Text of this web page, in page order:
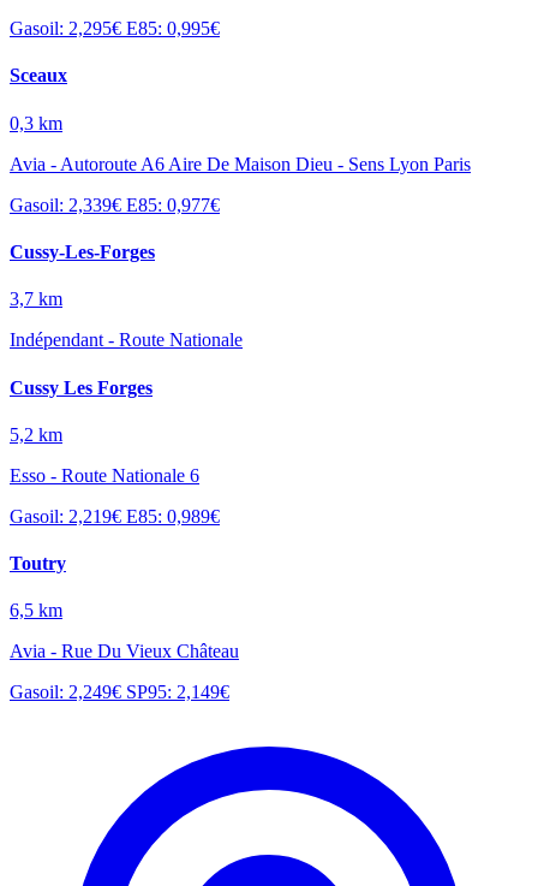
Gasoil: 2,295€ E85: 0,995€
Sceaux
0,3 km
Avia - Autoroute A6 Aire De Maison Dieu - Sens Lyon Paris
Gasoil: 2,339€ E85: 0,977€
Cussy-Les-Forges
3,7 km
Indépendant - Route Nationale
Cussy Les Forges
5,2 km
Esso - Route Nationale 6
Gasoil: 2,219€ E85: 0,989€
Toutry
6,5 km
Avia - Rue Du Vieux Château
Gasoil: 2,249€ SP95: 2,149€